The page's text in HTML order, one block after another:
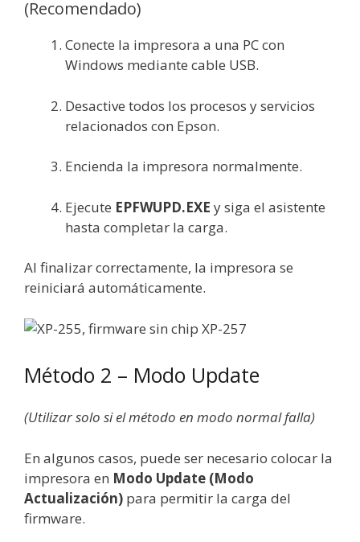
(Recomendado)
Conecte la impresora a una PC con
Windows mediante cable USB.
Desactive todos los procesos y servicios
relacionados con Epson.
Encienda la impresora normalmente.
Ejecute EPFWUPD.EXE y siga el asistente
hasta completar la carga.
Al finalizar correctamente, la impresora se
reiniciará automáticamente.
Método 2 – Modo Update
(Utilizar solo si el método en modo normal falla)
En algunos casos, puede ser necesario colocar la
impresora en Modo Update (Modo
Actualización) para permitir la carga del
firmware.